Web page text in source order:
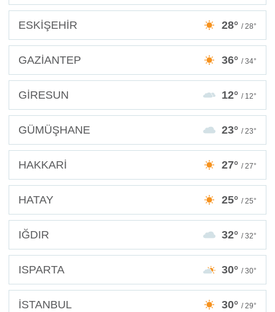
ESKİŞEHİR 28° / 28°
GAZİANTEP 36° / 34°
GİRESUN 12° / 12°
GÜMÜŞHANE 23° / 23°
HAKKARİ 27° / 27°
HATAY 25° / 25°
IĞDIR 32° / 32°
ISPARTA 30° / 30°
İSTANBUL 30° / 29°